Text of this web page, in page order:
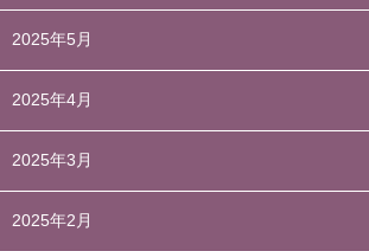
2025年5月
2025年4月
2025年3月
2025年2月